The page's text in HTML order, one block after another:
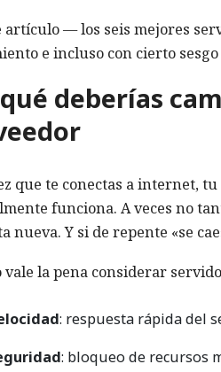
artículo — los seis mejores
e incluso con cierto
deberías
que te conectas a internet,
funciona. A veces no
nueva. Y si de repente «se
vale la pena considerar
: respuesta rápida del
: bloqueo de recursos